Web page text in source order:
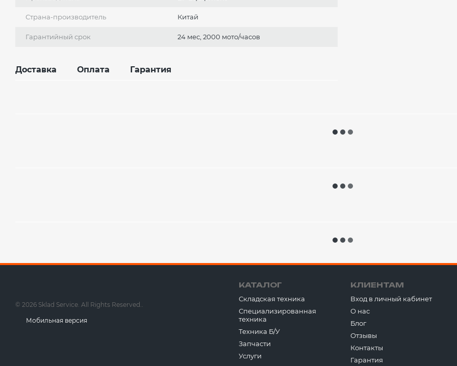
Страна-производитель Китай
Гарантийный срок 24 мес, 2000 мото/часов
Доставка Оплата Гарантия
© 2026 Sklad Service. All Rights Reserved..
Мобильная версия
КАТАЛОГ
Складская техника
Специализированная
техника
Техника Б/У
Запчасти
Услуги
КЛИЕНТАМ
Вход в личный кабинет
О нас
Блог
Отзывы
Контакты
Гарантия